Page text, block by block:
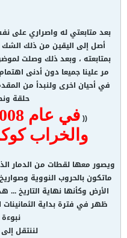
بعد متابعتي له واصراري على
أصل إلى اليقين من ذلك الشك
بمتابعته ، وبعد ذلك وصلت
مر علينا جميعا دون أدنى
في أحيان اخرى ولنبدأ من
حلقة
((
والخراب
ويصور معها لقطات من الدمار
ماتكون بالحروب النووية
الأرض وكأنها نهاية التاريخ
ظهر في فترة بداية
لننتقل